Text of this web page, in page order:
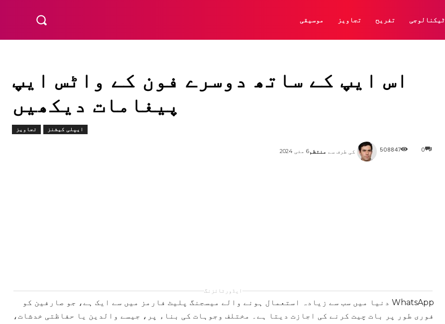
ٹیکنالوجی تفریح تجاویز موسیقی
اس ایپ کے ساتھ دوسرے فون کے واٹس ایپ
پیغامات دیکھیں
ایپلی کیشنز تجاویز
کی طرف سے منتظم6 مئی 2024 0
508847
ایڈورٹائزنگ
WhatsApp دنیا میں سب سے زیادہ استعمال ہونے والے میسجنگ پلیٹ فارمز میں سے ایک ہے، جو صارفین کو
فوری طور پر بات چیت کرنے کی اجازت دیتا ہے۔ مختلف وجوہات کی بناء پر، جیسے والدین یا حفاظتی خدشات،